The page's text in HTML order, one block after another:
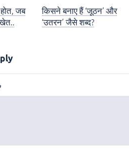
होत, जब
किसने बनाए हैं ‘जूठन’ और
‘उतरन’ जैसे शब्द?